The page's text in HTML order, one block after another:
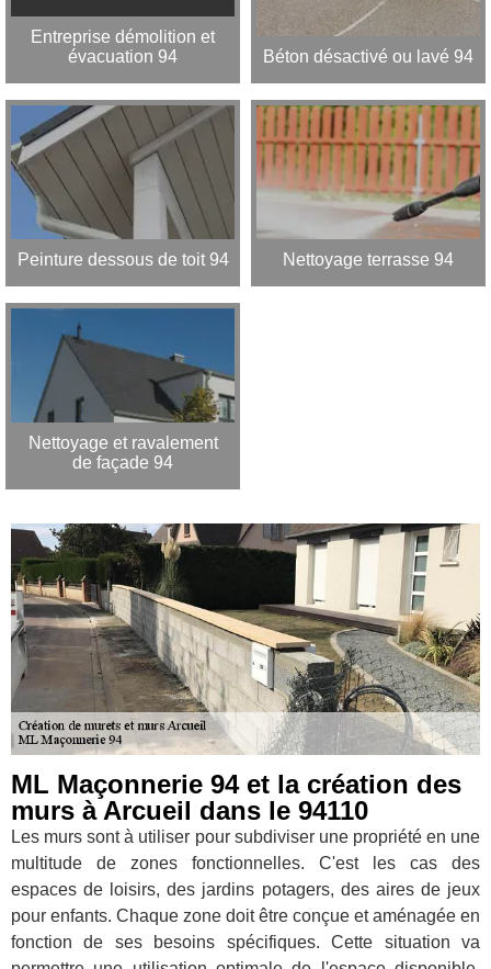
Entreprise démolition et
évacuation 94
Béton désactivé ou lavé 94
Peinture dessous de toit 94 Nettoyage terrasse 94
Nettoyage et ravalement
de façade 94
ML Maçonnerie 94 et la création des
murs à Arcueil dans le 94110
Les murs sont à utiliser pour subdiviser une propriété en une
multitude de zones fonctionnelles. C'est les cas des
espaces de loisirs, des jardins potagers, des aires de jeux
pour enfants. Chaque zone doit être conçue et aménagée en
fonction de ses besoins spécifiques. Cette situation va